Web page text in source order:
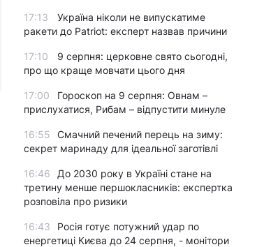
вбивстві Фаріон
розповів, у якому стані перебуває
17:13
Україна ніколи не випускатиме
ракети до Patriot: експерт назвав причини
17:10
9 серпня: церковне свято сьогодні,
про що краще мовчати цього дня
17:00
Гороскоп на 9 серпня: Овнам –
прислухатися, Рибам – відпустити минуле
16:55
Смачний печений перець на зиму:
секрет маринаду для ідеальної заготівлі
16:46
До 2030 року в Україні стане на
третину менше першокласників: експертка
розповіла про ризики
16:43
Росія готує потужний удар по
енергетиці Києва до 24 серпня, - монітори